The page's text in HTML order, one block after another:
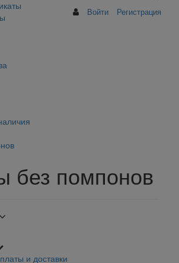
Войти Регистрация
помпонов
и доставки